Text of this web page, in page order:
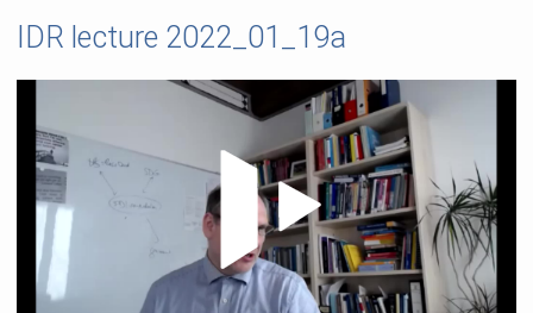
IDR lecture 2022_01_19a